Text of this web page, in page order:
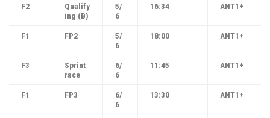
F2
Qualify
ing (B)
5/
6
16:34 ANT1+
F1 FP2
5/
6
18:00 ANT1+
F3
Sprint
race
6/
6
11:45 ANT1+
F1 FP3
6/
6
13:30 ANT1+